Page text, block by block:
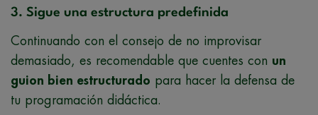
3. Sigue una estructura predefinida
Continuando con el consejo de no improvisar
demasiado, es recomendable que cuentes con un
guion bien estructurado para hacer la defensa de
tu programación didáctica.